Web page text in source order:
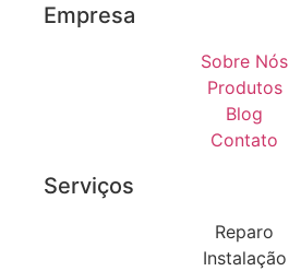
Empresa
Sobre Nós
Produtos
Blog
Contato
Serviços
Reparo
Instalação